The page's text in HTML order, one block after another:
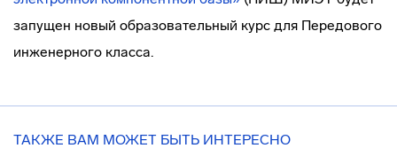
запущен новый образовательный курс для Передового
инженерного класса.
ТАКЖЕ ВАМ МОЖЕТ БЫТЬ ИНТЕРЕСНО